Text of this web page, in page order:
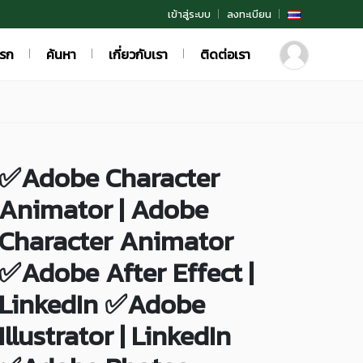
เข้าสู่ระบบ ลงทะเบียน
ก ค้นหา เกี่ยวกับเรา ติดต่อเรา
Character
| Adobe
Animator
After Effect |
✅Adobe
| LinkedIn